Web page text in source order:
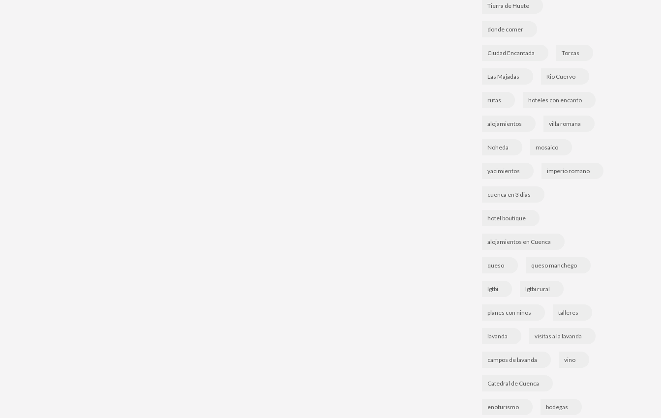
Tierra de Huete
donde comer
Ciudad Encantada Torcas
Las Majadas Rio Cuervo
rutas hoteles con encanto
alojamientos villa romana
Noheda mosaico
yacimientos imperio romano
cuenca en 3 dias
hotel boutique
alojamientos en Cuenca
queso queso manchego
lgtbi lgtbi rural
planes con niños talleres
lavanda visitas a la lavanda
campos de lavanda vino
Catedral de Cuenca
enoturismo bodegas